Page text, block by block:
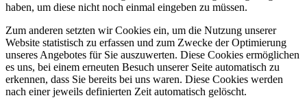
haben, um diese nicht noch einmal eingeben zu müssen.
Zum anderen setzten wir Cookies ein, um die Nutzung unserer
Website statistisch zu erfassen und zum Zwecke der Optimierung
unseres Angebotes für Sie auszuwerten. Diese Cookies ermöglichen
es uns, bei einem erneuten Besuch unserer Seite automatisch zu
erkennen, dass Sie bereits bei uns waren. Diese Cookies werden
nach einer jeweils definierten Zeit automatisch gelöscht.